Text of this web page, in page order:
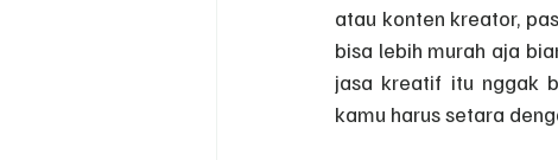
atau konten kreator,
bisa lebih murah aja
jasa kreatif itu nggak
kamu harus setara